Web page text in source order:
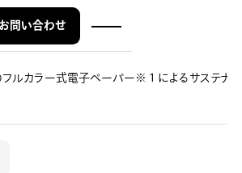
ORICOM CO.,LTD.
お問い合わせ
フルカラー式電子ペーパー※１によるサステナ